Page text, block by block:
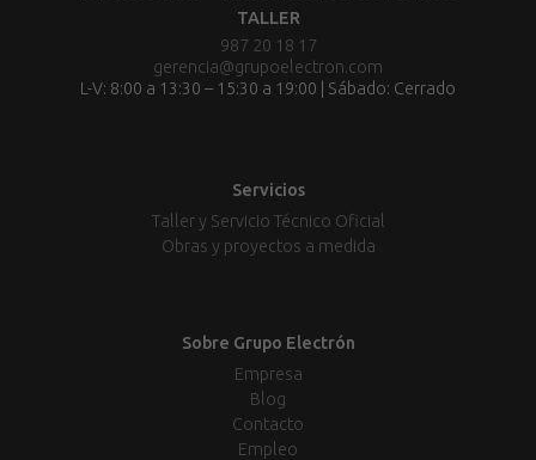
TALLER
987 20 18 17
gerencia@grupoelectron.com
L-V: 8:00 a 13:30 – 15:30 a 19:00 | Sábado: Cerrado
Servicios
Taller y Servicio Técnico Oficial
Obras y proyectos a medida
Sobre Grupo Electrón
Empresa
Blog
Contacto
Empleo